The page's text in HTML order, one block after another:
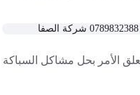
الأمر بحل مشاكل السباكة